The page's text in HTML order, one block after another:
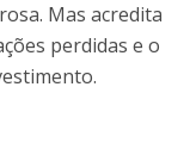
Mas acredita
perdidas e o